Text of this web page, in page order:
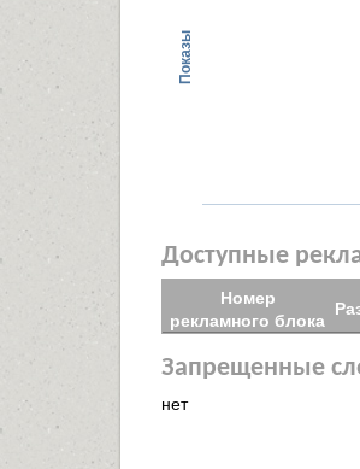
Показы
Доступные
Номер
рекламного блока
Запрещенные
нет